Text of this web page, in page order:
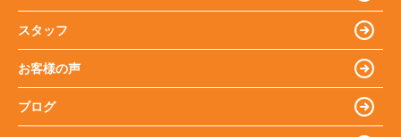
スタッフ
お客様の声
ブログ